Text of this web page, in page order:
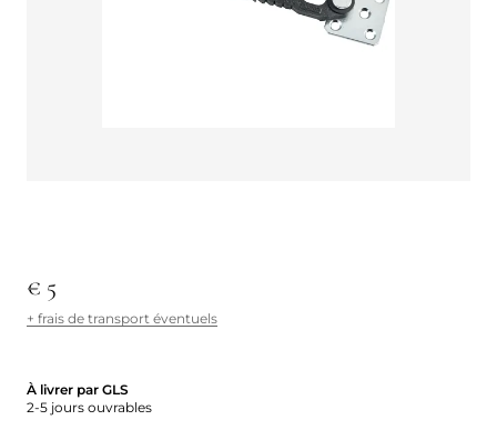
€ 5
+ frais de transport éventuels
À livrer par GLS
2-5 jours ouvrables